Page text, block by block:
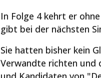
In Folge 4 kehrt er
gibt bei der nächsten
Sie hatten bisher kein
Verwandte richten und